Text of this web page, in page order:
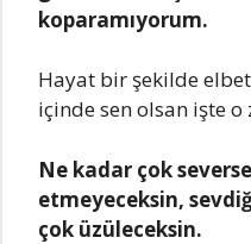
koparamıyorum.
Hayat bir şekilde
içinde sen olsan işte o
Ne kadar çok
etmeyeceksin,
çok üzüleceksin.